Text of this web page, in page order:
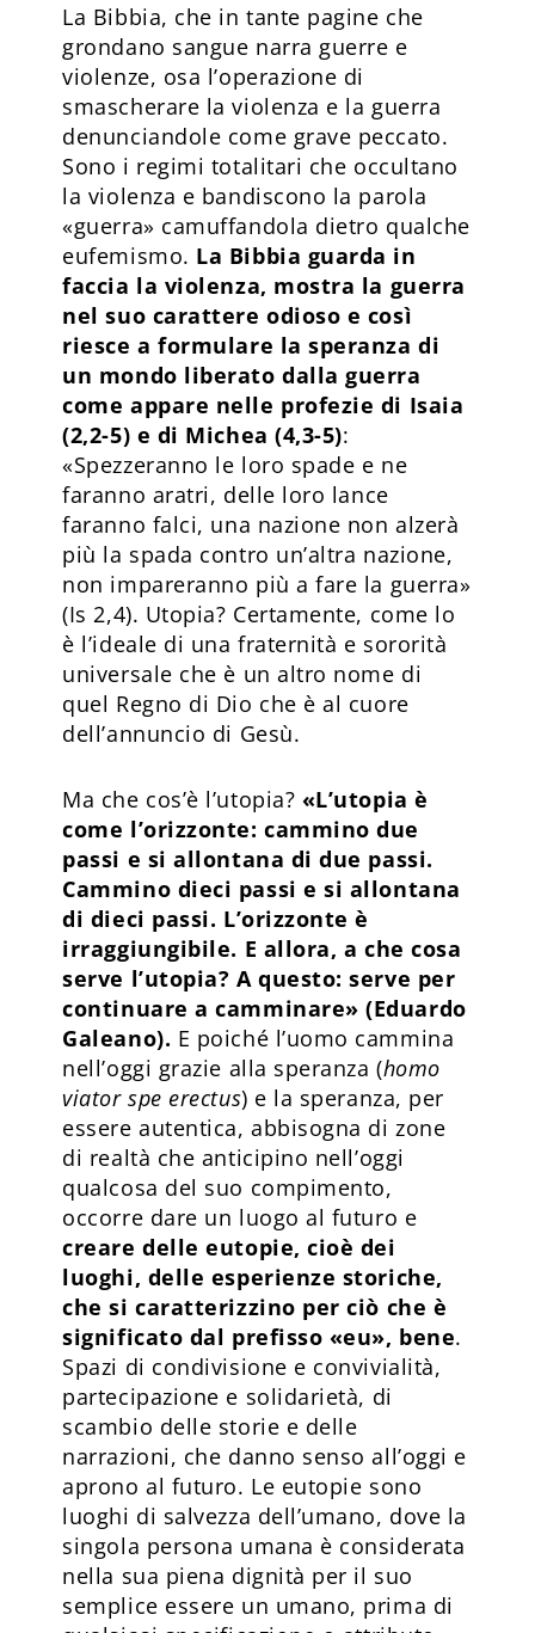
La Bibbia, che in tante pagine che
grondano sangue narra guerre e
violenze, osa l’operazione di
smascherare la violenza e la guerra
denunciandole come grave peccato.
Sono i regimi totalitari che occultano
la violenza e bandiscono la parola
«guerra» camuffandola dietro qualche
eufemismo. La Bibbia guarda in
faccia la violenza, mostra la guerra
nel suo carattere odioso e così
riesce a formulare la speranza di
un mondo liberato dalla guerra
come appare nelle profezie di Isaia
(2,2-5) e di Michea (4,3-5):
«Spezzeranno le loro spade e ne
faranno aratri, delle loro lance
faranno falci, una nazione non alzerà
più la spada contro un’altra nazione,
non impareranno più a fare la guerra»
(Is 2,4). Utopia? Certamente, come lo
è l’ideale di una fraternità e sororità
universale che è un altro nome di
quel Regno di Dio che è al cuore
dell’annuncio di Gesù.
Ma che cos’è l’utopia? «L’utopia è
come l’orizzonte: cammino due
passi e si allontana di due passi.
Cammino dieci passi e si allontana
di dieci passi. L’orizzonte è
irraggiungibile. E allora, a che cosa
serve l’utopia? A questo: serve per
continuare a camminare» (Eduardo
Galeano). E poiché l’uomo cammina
nell’oggi grazie alla speranza (homo
viator spe erectus) e la speranza, per
essere autentica, abbisogna di zone
di realtà che anticipino nell’oggi
qualcosa del suo compimento,
occorre dare un luogo al futuro e
creare delle eutopie, cioè dei
luoghi, delle esperienze storiche,
che si caratterizzino per ciò che è
significato dal prefisso «eu», bene.
Spazi di condivisione e convivialità,
partecipazione e solidarietà, di
scambio delle storie e delle
narrazioni, che danno senso all’oggi e
aprono al futuro. Le eutopie sono
luoghi di salvezza dell’umano, dove la
singola persona umana è considerata
nella sua piena dignità per il suo
semplice essere un umano, prima di